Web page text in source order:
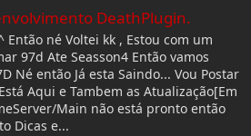
DeathPlugin.
Então né Voltei kk , Estou com um
97d Ate Seasson4 Então vamos
Né então Já esta Saindo... Vou Postar
Aqui e Tambem as Atualização[Em
Main não está pronto então
Dicas e...